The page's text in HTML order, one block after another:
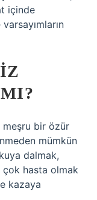
içinde
meşru bir özür
mümkün
dalmak,
çok hasta olmak
kazaya